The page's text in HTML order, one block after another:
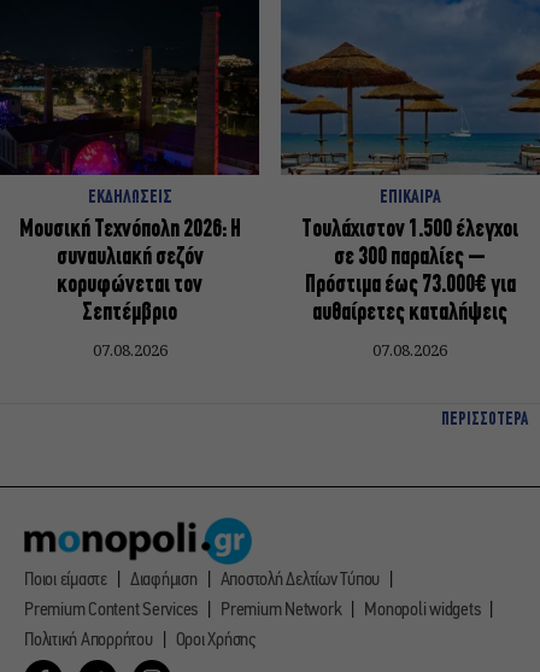
ΕΚΔΗΛΩΣΕΙΣ
Μουσική Τεχνόπολη 2026: Η
συναυλιακή σεζόν
κορυφώνεται τον
Σεπτέμβριο
07.08.2026
ΕΠΙΚΑΙΡΑ
Τουλάχιστον 1.500 έλεγχοι
σε 300 παραλίες –
Πρόστιμα έως 73.000€ για
αυθαίρετες καταλήψεις
07.08.2026
ΠΕΡΙΣΣΟΤΕΡΑ
Ποιοι είμαστε Διαφήμιση
Αποστολή Δελτίων Τύπου
Premium Content Services
Premium Network
Monopoli widgets
Πολιτική Απορρήτου
Οροι Χρήσης